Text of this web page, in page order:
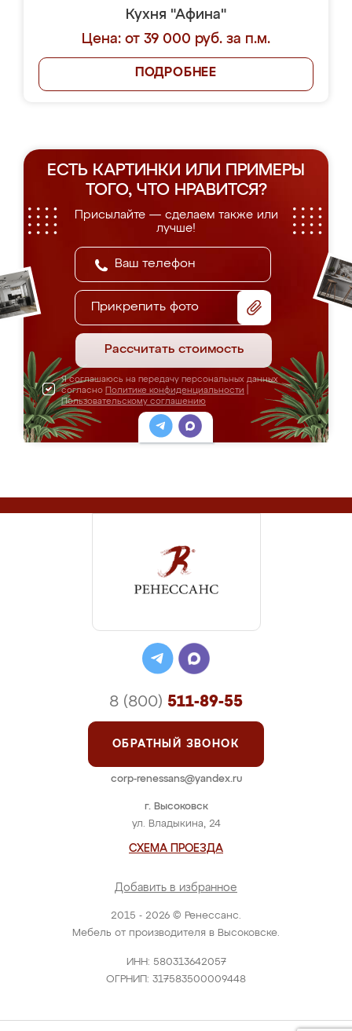
Кухня "Афина"
Цена: от 39 000 руб. за п.м.
ПОДРОБНЕЕ
ЕСТЬ КАРТИНКИ ИЛИ ПРИМЕРЫ
ТОГО, ЧТО НРАВИТСЯ?
Присылайте — сделаем также или
лучше!
Прикрепить фото
Рассчитать стоимость
Я соглашаюсь на передачу персональных данных
согласно Политике конфиденциальности
Пользовательскому соглашению
2015 - 2026 © Ренессанс.
Мебель от производителя в Высоковске.
ИНН: 580313642057
ОГРНИП: 317583500009448
г. Высоковск
ул. Владыкина, 24
СХЕМА ПРОЕЗДА
Добавить в избранное
8 (800) 511-89-55
ОБРАТНЫЙ ЗВОНОК
corp-renessans@yandex.ru